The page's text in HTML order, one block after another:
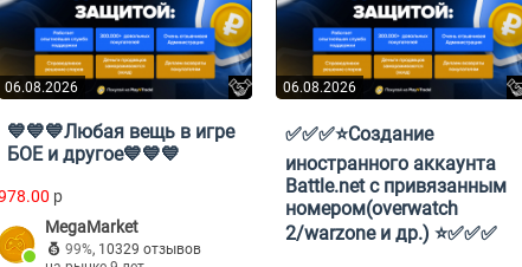
06.08.2026
💙💙💙Любая вещь в игре
БОЕ и другое💙💙💙
p
MegaMarket
99%, 10329 отзывов
06.08.2026
✅✅✅⭐Создание
иностранного аккаунта
Battle.net с привязанным
номером(overwatch
2/warzone и др.) ⭐✅✅✅